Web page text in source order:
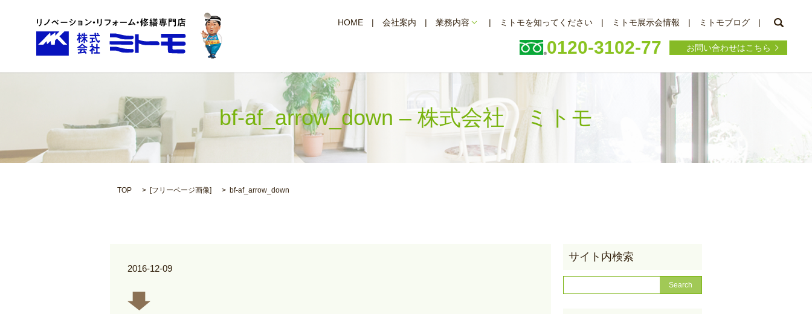
HOME 会社案内 業務内容 ミトモを知ってください ミトモ展示会情報 ミトモブログ
0120-3102-77 お問い合わせはこちら
bf-af_arrow_down – 株式会社 ミトモ
TOP [フリーページ画像] bf-af_arrow_down
2016-12-09